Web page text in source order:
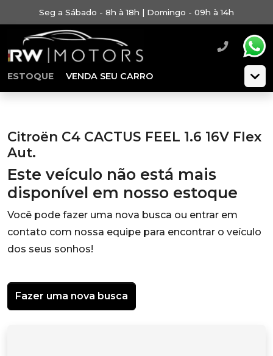
Seg a Sábado - 8h à 18h | Domingo - 09h à 14h
ESTOQUE VENDA SEU CARRO
Citroën C4 CACTUS FEEL 1.6 16V Flex
Aut.
Este veículo não está mais
disponível em nosso estoque
Você pode fazer uma nova busca ou entrar em
contato com nossa equipe para encontrar o veículo
dos seus sonhos!
Fazer uma nova busca